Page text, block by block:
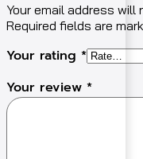
Your email address will
Required fields are
Your rating *
Your review *